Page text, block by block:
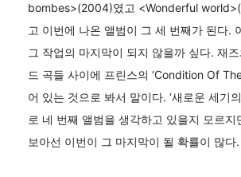
bombes>(2004)였고 <Wonderful
고 이번에 나온 앨범이 그 세 번째가 된다.
그 작업의 마지막이 되지 않을까 싶다. 재
드 곡들 사이에 프린스의 ‘Condition Of
어 있는 것으로 봐서 말이다. ‘새로운 세기
로 네 번째 앨범을 생각하고 있을지 모르지
보아선 이번이 그 마지막이 될 확률이 많다.